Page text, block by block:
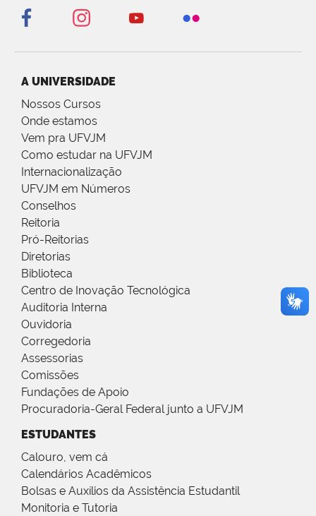
A UNIVERSIDADE
Nossos Cursos
Onde estamos
Vem pra UFVJM
Como estudar na UFVJM
Internacionalização
UFVJM em Números
Conselhos
Reitoria
Pró-Reitorias
Diretorias
Biblioteca
Centro de Inovação Tecnológica
Auditoria Interna
Ouvidoria
Corregedoria
Assessorias
Comissões
Fundações de Apoio
Procuradoria-Geral Federal junto a UFVJM
ESTUDANTES
Calouro, vem cá
Calendários Acadêmicos
Bolsas e Auxílios da Assistência Estudantil
Monitoria e Tutoria